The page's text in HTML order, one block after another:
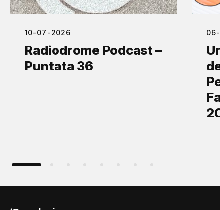
10-07-2026
Radiodrome Podcast –
Puntata 36